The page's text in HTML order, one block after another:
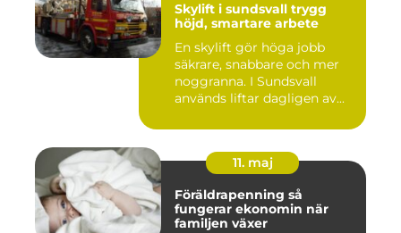
Skylift i sundsvall trygg
höjd, smartare arbete
En skylift gör höga jobb
säkrare, snabbare och mer
noggranna. I Sundsvall
används liftar dagligen av...
11. maj
Föräldrapenning så
fungerar ekonomin när
familjen växer